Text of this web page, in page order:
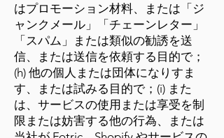
はプロモーション材料、または「ジ
ャンクメール」「チェーンレター」
「スパム」または類似の勧誘を送
信、または送信を依頼する目的で；
(h) 他の個人または団体になりすま
す、または試みる目的で；(i) また
は、サービスの使用または享受を制
限または妨害する他の行為、または